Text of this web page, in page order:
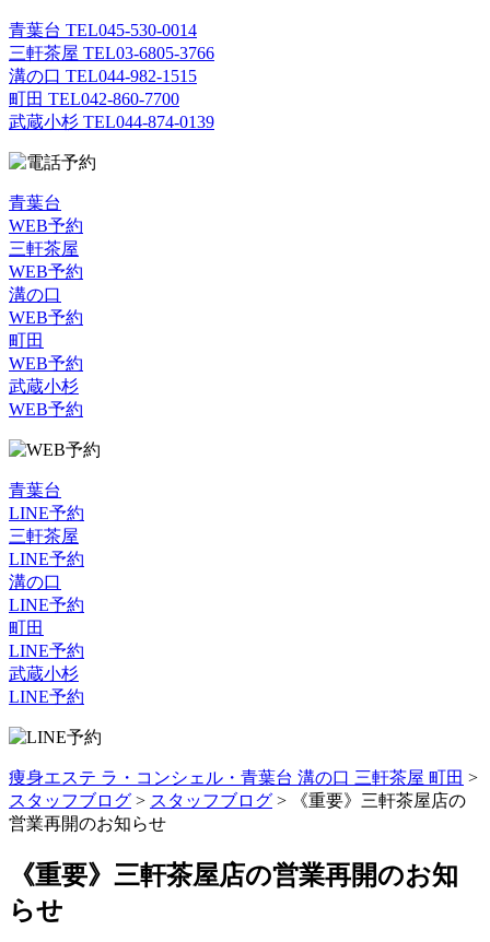
青葉台 TEL045-530-0014
三軒茶屋 TEL03-6805-3766
溝の口 TEL044-982-1515
町田 TEL042-860-7700
武蔵小杉 TEL044-874-0139
青葉台
WEB予約
三軒茶屋
WEB予約
溝の口
WEB予約
町田
WEB予約
武蔵小杉
WEB予約
青葉台
LINE予約
三軒茶屋
LINE予約
溝の口
LINE予約
町田
LINE予約
武蔵小杉
LINE予約
痩身エステ ラ・コンシェル・青葉台 溝の口 三軒茶屋 町田 >
スタッフブログ > スタッフブログ >
《重要》三軒茶屋店の
営業再開のお知らせ
《重要》三軒茶屋店の営業再開のお知
らせ